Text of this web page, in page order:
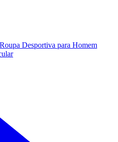
Roupa Desportiva para Homem